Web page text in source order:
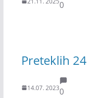
0
Preteklih 24
14.07. 20230